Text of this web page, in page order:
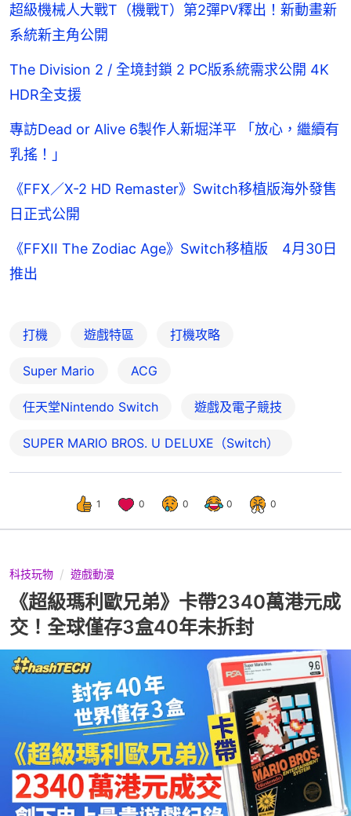
超級機械人大戰T（機戰T）第2彈PV釋出！新動畫新
系統新主角公開
The Division 2 / 全境封鎖 2 PC版系統需求公開 4K
HDR全支援
專訪Dead or Alive 6製作人新堀洋平 「放心，繼續有
乳搖！」
《FFX／X-2 HD Remaster》Switch移植版海外發售
日正式公開
《FFXII The Zodiac Age》Switch移植版 4月30日
推出
打機 遊戲特區 打機攻略
Super Mario ACG
任天堂Nintendo Switch 遊戲及電子競技
SUPER MARIO BROS. U DELUXE（Switch）
1 0 0 0 0
科技玩物 遊戲動漫
《超級瑪利歐兄弟》卡帶2340萬港元成
交！全球僅存3盒40年未拆封